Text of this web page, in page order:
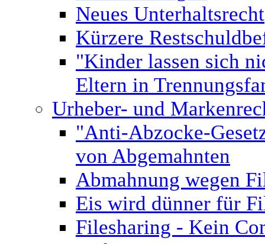
Neues Unterhaltsrecht
Kürzere
"Kinder lassen sich
Eltern in
Urheber- und
"Anti-Abzocke-
von Abgemahnten
Abmahnung wegen
Eis wird dünner für
Filesharing - Kein